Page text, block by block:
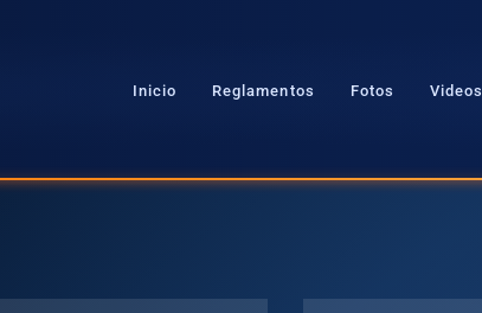
Inicio Reglamentos Fotos Videos